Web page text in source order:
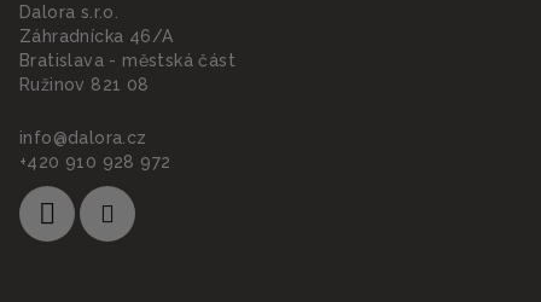
Dalora s.r.o.
Záhradnícka 46/A
Bratislava - městská část
Ružinov 821 08
info@dalora.cz
+420 910 928 972